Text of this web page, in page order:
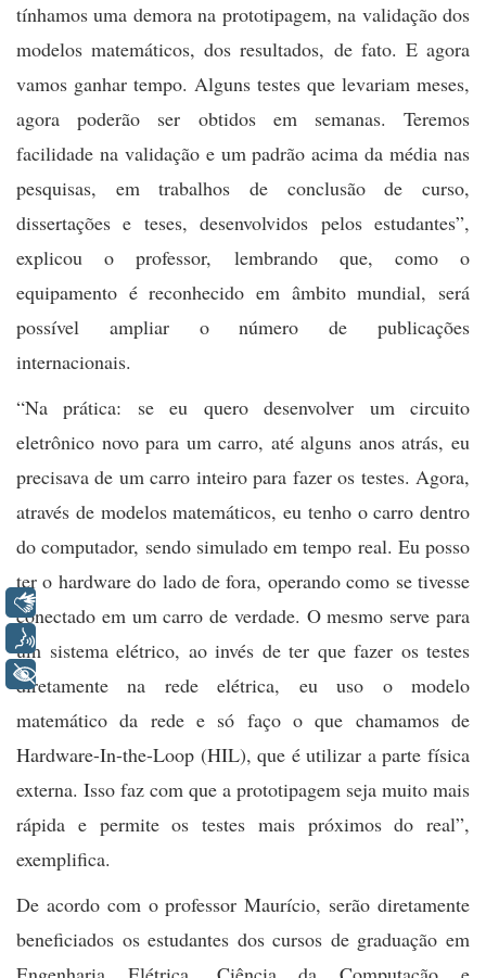
tínhamos uma demora na prototipagem, na validação dos
modelos matemáticos, dos resultados, de fato. E agora
vamos ganhar tempo. Alguns testes que levariam meses,
agora poderão ser obtidos em semanas. Teremos
facilidade na validação e um padrão acima da média nas
pesquisas, em trabalhos de conclusão de curso,
dissertações e teses, desenvolvidos pelos estudantes”,
explicou o professor, lembrando que, como o
equipamento é reconhecido em âmbito mundial, será
possível ampliar o número de publicações
internacionais.
“Na prática: se eu quero desenvolver um circuito
eletrônico novo para um carro, até alguns anos atrás, eu
precisava de um carro inteiro para fazer os testes. Agora,
através de modelos matemáticos, eu tenho o carro dentro
do computador, sendo simulado em tempo real. Eu posso
ter o hardware do lado de fora, operando como se tivesse
conectado em um carro de verdade. O mesmo serve para
um sistema elétrico, ao invés de ter que fazer os testes
diretamente na rede elétrica, eu uso o modelo
matemático da rede e só faço o que chamamos de
Hardware-In-the-Loop (HIL), que é utilizar a parte física
externa. Isso faz com que a prototipagem seja muito mais
rápida e permite os testes mais próximos do real”,
exemplifica.
De acordo com o professor Maurício, serão diretamente
beneficiados os estudantes dos cursos de graduação em
+ Acessibilidade